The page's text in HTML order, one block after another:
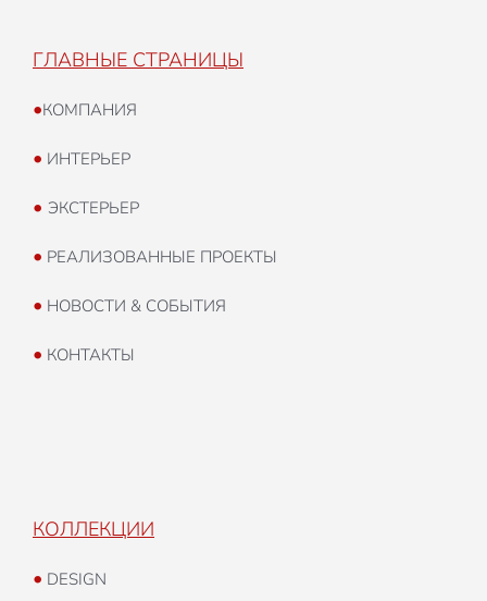
ГЛАВНЫЕ СТРАНИЦЫ
•КОМПАНИЯ
• ИНТЕРЬЕР
• ЭКСТЕРЬЕР
• РЕАЛИЗОВАННЫЕ ПРОЕКТЫ
• НОВОСТИ & СОБЫТИЯ
• КОНТАКТЫ
КОЛЛЕКЦИИ
• DESIGN